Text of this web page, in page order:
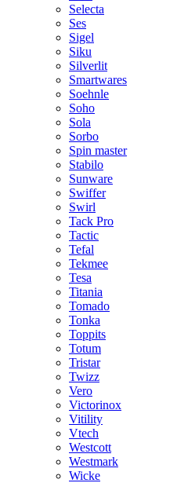
Selecta
Ses
Sigel
Siku
Silverlit
Smartwares
Soehnle
Soho
Sola
Sorbo
Spin master
Stabilo
Sunware
Swiffer
Swirl
Tack Pro
Tactic
Tefal
Tekmee
Tesa
Titania
Tomado
Tonka
Toppits
Totum
Tristar
Twizz
Vero
Victorinox
Vitility
Vtech
Westcott
Westmark
Wicke